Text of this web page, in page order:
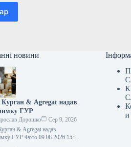
новини
Курган & Agregat надав
ГУР
Дорошко
Сер 9, 2026
& Agregat надав
ГУР Фото 09.08.2026 15:11
и